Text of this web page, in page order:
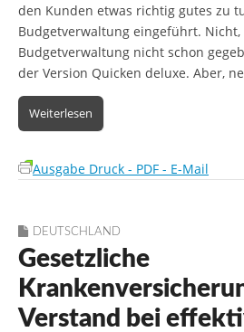
den Kunden etwas richtig gutes zu
Budgetverwaltung eingeführt. Nicht,
Budgetverwaltung nicht schon
der Version Quicken deluxe. Aber,
Weiterlesen
Ausgabe Druck - PDF - E-Mail
DEUTSCHLAND
Gesetzliche
Verstand bei